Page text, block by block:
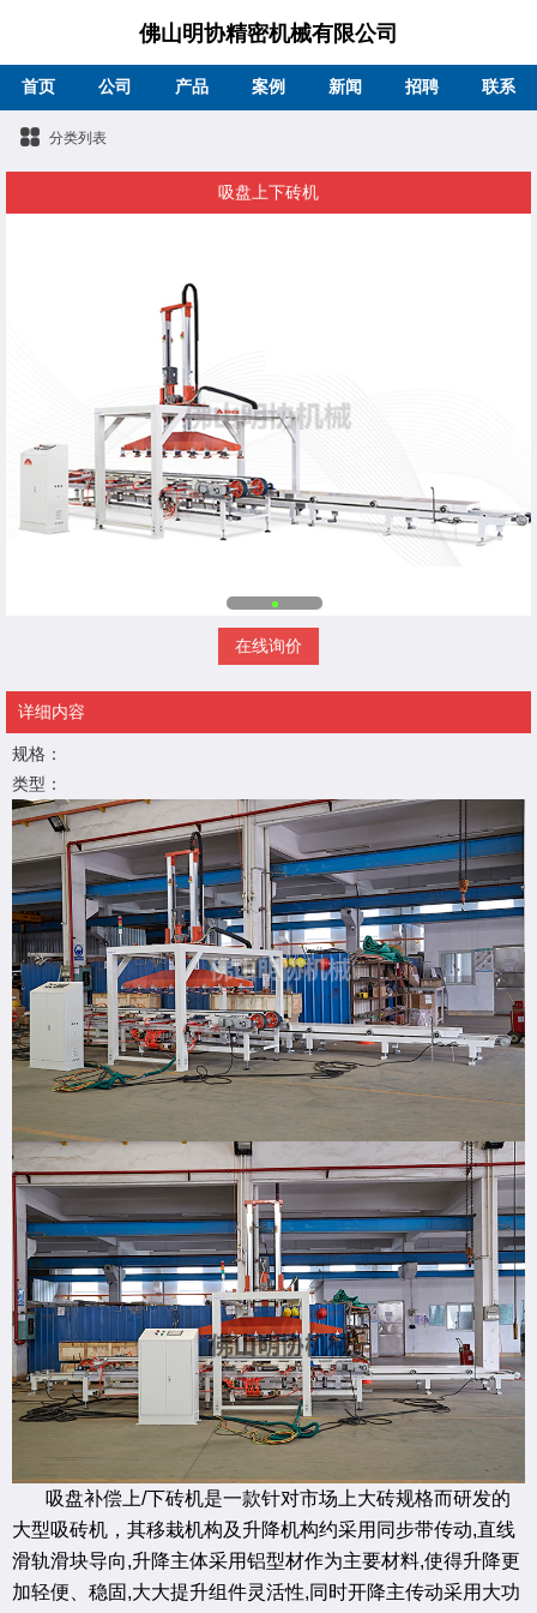
佛山明协精密机械有限公司
首页 公司 产品 案例 新闻 招聘 联系
分类列表
吸盘上下砖机
在线询价
详细内容
规格：
类型：
吸盘补偿上/下砖机是一款针对市场上大砖规格而研发的
大型吸砖机，其移栽机构及升降机构约采用同步带传动,直线
滑轨滑块导向,升降主体采用铝型材作为主要材料,使得升降更
加轻便、稳固,大大提升组件灵活性,同时开降主传动采用大功